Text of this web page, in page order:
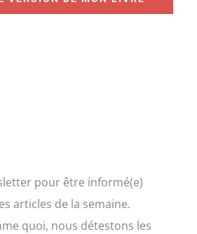
pour être informé(e)
articles de la semaine.
quoi, nous détestons les